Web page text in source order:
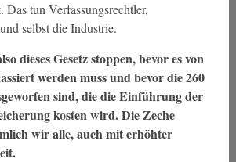
Das tun Verfassungsrechtler,
selbst die Industrie.
dieses Gesetz stoppen, bevor es von
werden muss und bevor die 260
sind, die die Einführung der
kosten wird. Die Zeche
wir alle, auch mit erhöhter